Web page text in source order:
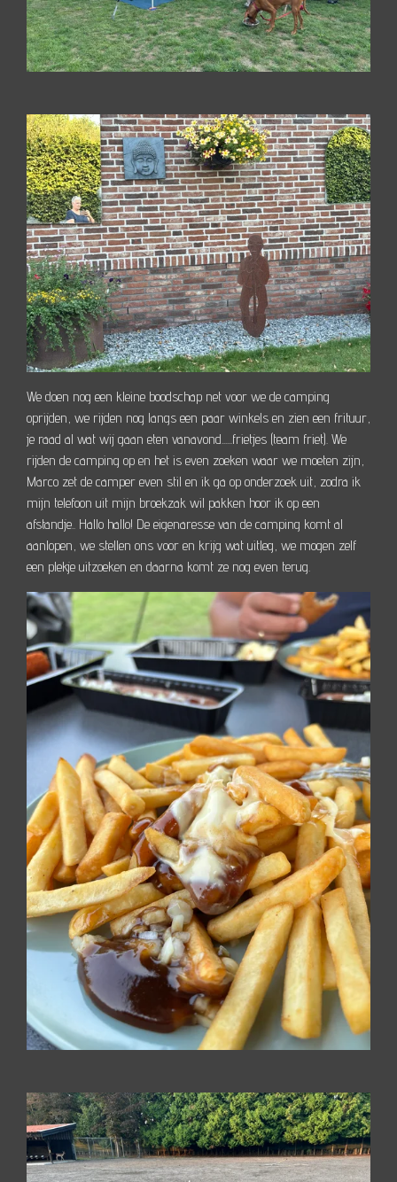
We doen nog een kleine boodschap net voor we de camping
oprijden, we rijden nog langs een paar winkels en zien een frituur,
je raad al wat wij gaan eten vanavond......frietjes (team friet). We
rijden de camping op en het is even zoeken waar we moeten zijn,
Marco zet de camper even stil en ik ga op onderzoek uit, zodra ik
mijn telefoon uit mijn broekzak wil pakken hoor ik op een
afstandje.. Hallo hallo! De eigenaresse van de camping komt al
aanlopen, we stellen ons voor en krijg wat uitleg, we mogen zelf
een plekje uitzoeken en daarna komt ze nog even terug.